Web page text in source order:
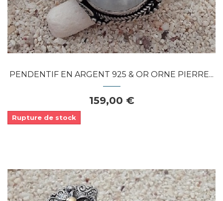
PENDENTIF EN ARGENT 925 & OR ORNE PIERRE...
159,00 €
Rupture de stock